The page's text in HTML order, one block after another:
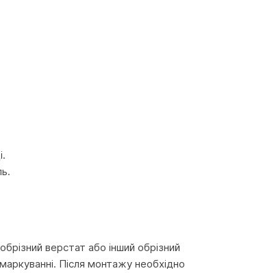
верстат або інший обрізний
Після монтажу необхідно